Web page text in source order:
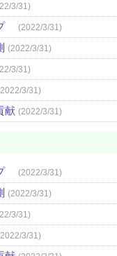
3/31)
(2022/3/31)
(2022/3/31)
3/31)
3/31)
献 (2022/3/31)
(2022/3/31)
(2022/3/31)
3/31)
3/31)